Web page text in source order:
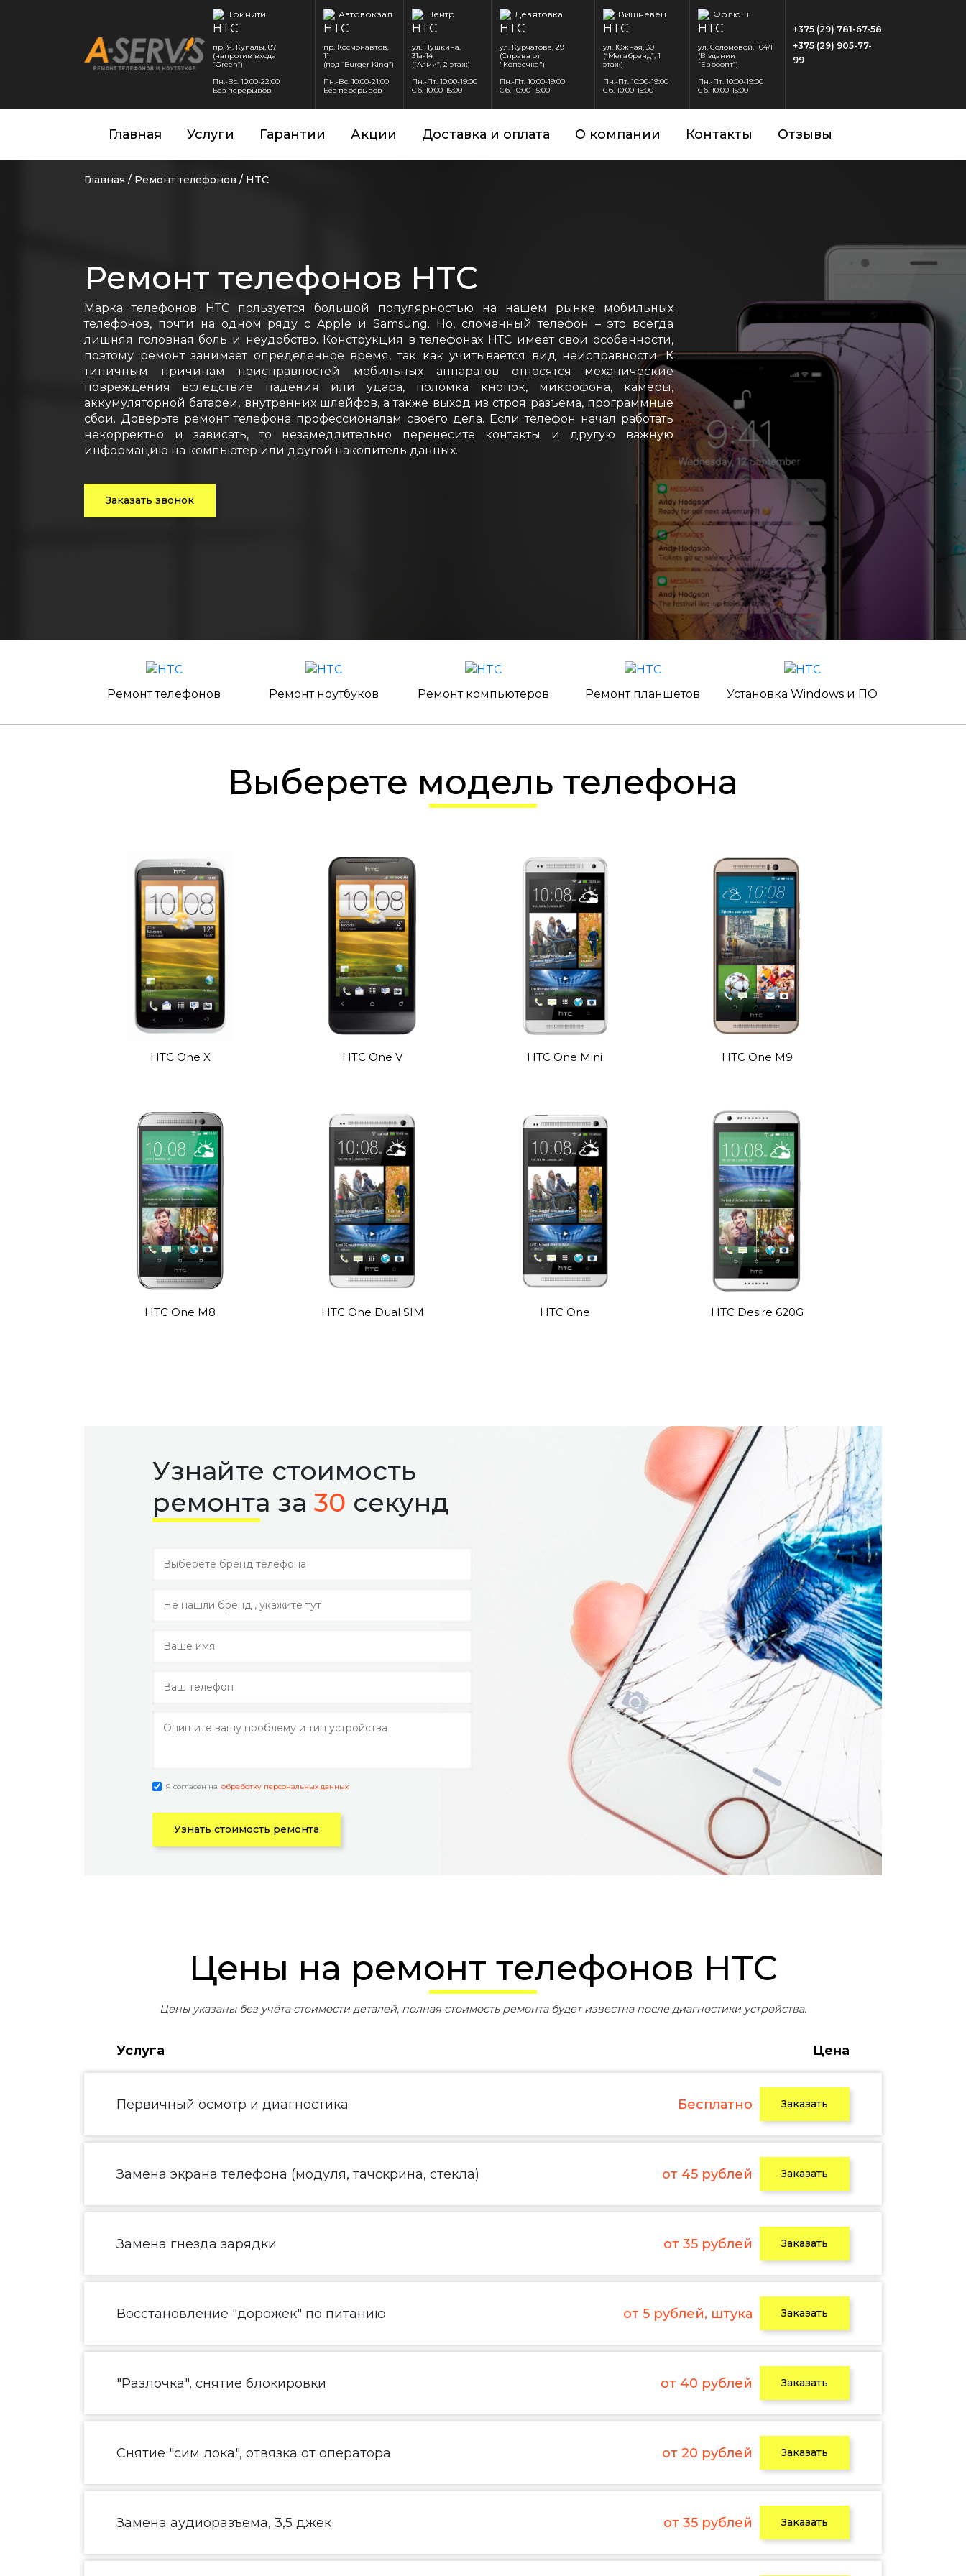
Тринити
пр. Я. Купалы, 87
(напротив входа
“Green”)
Пн.-Вс. 10:00-22:00
Без перерывов
Автовокзал
пр. Космонавтов,
11
(под “Burger King”)
Пн.-Вс. 10:00-21:00
Без перерывов
Центр
ул. Пушкина,
31а-14
(“Алми”, 2 этаж)
Пн.-Пт. 10:00-19:00
Сб. 10:00-15:00
Девятовка
ул. Курчатова, 29
(Справа от
"Копеечка")
Пн.-Пт. 10:00-19:00
Сб. 10:00-15:00
Вишневец
ул. Южная, 30
(“Мегабренд”, 1
этаж)
Пн.-Пт. 10:00-19:00
Сб. 10:00-15:00
Фолюш
ул. Соломовой, 104/1
(В здании
“Евроопт”)
Пн.-Пт. 10:00-19:00
Сб. 10:00-15:00
+375 (29) 781-67-58
+375 (29) 905-77-
99
Главная Услуги Гарантии Акции Доставка и оплата О компании Контакты Отзывы
Главная / Ремонт телефонов / HTC
Ремонт телефонов HTC
Марка телефонов НТС пользуется большой популярностью на нашем рынке мобильных
телефонов, почти на одном ряду с Apple и Samsung. Но, сломанный телефон – это всегда
лишняя головная боль и неудобство. Конструкция в телефонах НТС имеет свои особенности,
поэтому ремонт занимает определенное время, так как учитывается вид неисправности. К
типичным причинам неисправностей мобильных аппаратов относятся механические
повреждения вследствие падения или удара, поломка кнопок, микрофона, камеры,
аккумуляторной батареи, внутренних шлейфов, а также выход из строя разъема, программные
сбои. Доверьте ремонт телефона профессионалам своего дела. Если телефон начал работать
некорректно и зависать, то незамедлительно перенесите контакты и другую важную
информацию на компьютер или другой накопитель данных.
Заказать звонок
Ремонт телефонов Ремонт ноутбуков Ремонт компьютеров Ремонт планшетов Установка Windows и ПО
Выберете модель телефона
HTC One X HTC One V HTC One Mini HTC One M9
HTC One M8 HTC One Dual SIM HTC One HTC Desire 620G
Узнайте стоимость
ремонта за 30 секунд
Я согласен на обработку персональных данных
Узнать стоимость ремонта
Цены на ремонт телефонов HTC
Цены указаны без учёта стоимости деталей, полная стоимость ремонта будет известна после диагностики устройства.
Услуга Цена
Первичный осмотр и диагностика Бесплатно Заказать
Замена экрана телефона (модуля, тачскрина, стекла) от 45 рублей Заказать
Замена гнезда зарядки от 35 рублей Заказать
Восстановление "дорожек" по питанию от 5 рублей, штука Заказать
"Разлочка", снятие блокировки от 40 рублей Заказать
Снятие "сим лока", отвязка от оператора от 20 рублей Заказать
Замена аудиоразъема, 3,5 джек от 35 рублей Заказать